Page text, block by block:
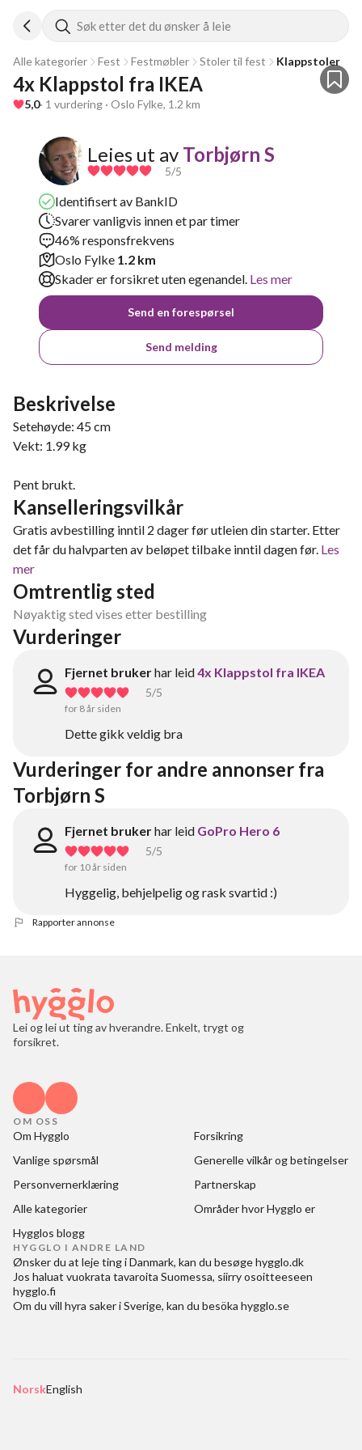
Søk etter det du ønsker å leie
Alle kategorier Fest Festmøbler Stoler til fest Klappstoler
4x Klappstol fra IKEA
5,0· 1 vurdering · Oslo Fylke, 1.2 km
Leies ut av Torbjørn S
5/5
Identifisert av BankID
Svarer vanligvis innen et par timer
46% responsfrekvens
Oslo Fylke 1.2 km
Skader er forsikret uten egenandel. Les mer
Send en forespørsel
Send melding
Beskrivelse
Setehøyde: 45 cm
Vekt: 1.99 kg
Pent brukt.
Kanselleringsvilkår
Gratis avbestilling inntil 2 dager før utleien din starter. Etter
det får du halvparten av beløpet tilbake inntil dagen før. Les
mer
Omtrentlig sted
Nøyaktig sted vises etter bestilling
Vurderinger
Fjernet brukerhar leid4x Klappstol fra IKEA
5/5
for 8 år siden
Dette gikk veldig bra
Vurderinger for andre annonser fra
Torbjørn S
Fjernet brukerhar leid GoPro Hero 6
5/5
for 10 år siden
Hyggelig, behjelpelig og rask svartid :)
Rapporter annonse
Lei og lei ut ting av hverandre. Enkelt, trygt og
forsikret.
OM OSS
Om Hygglo
Forsikring
Vanlige spørsmål
Generelle vilkår og betingelser
Personvernerklæring
Partnerskap
Alle kategorier
Områder hvor Hygglo er
Hygglos blogg
HYGGLO I ANDRE LAND
Ønsker du at leje ting i Danmark, kan du besøgehygglo.dk
Jos haluat vuokrata tavaroita Suomessa, siirry osoitteeseen
hygglo.fi
Om du vill hyra saker i Sverige, kan du besöka hygglo.se
NorskEnglish